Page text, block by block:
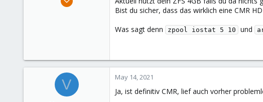
Bist du sicher, dass das wirklich eine CMR
Was sagt denn
zpool iostat 5 10 und
V May 14, 2021
Ja, ist definitiv CMR, lief auch vorher